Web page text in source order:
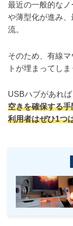
最近の一般的な
や薄型化が進み
流。
そのため、有線
トが埋まってし
USBハブがあれば
空きを確保する
利用者はぜひ1つ